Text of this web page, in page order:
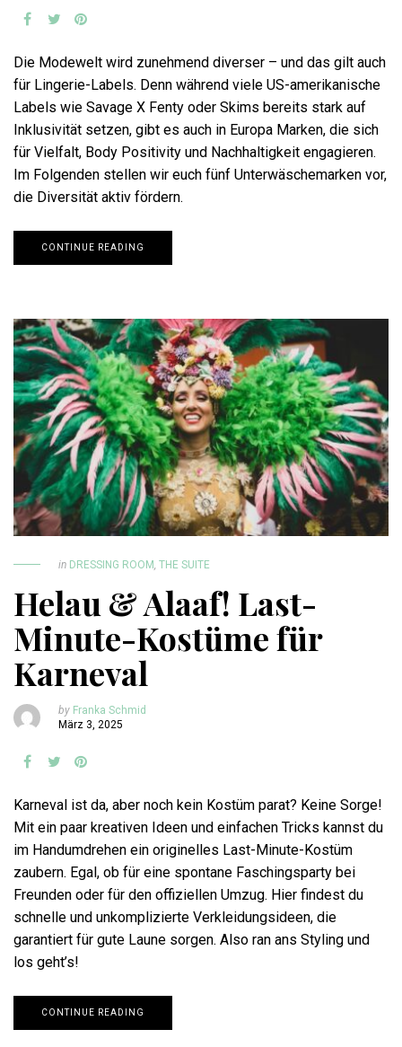
Die Modewelt wird zunehmend diverser – und das gilt auch
für Lingerie-Labels. Denn während viele US-amerikanische
Labels wie Savage X Fenty oder Skims bereits stark auf
Inklusivität setzen, gibt es auch in Europa Marken, die sich
für Vielfalt, Body Positivity und Nachhaltigkeit engagieren.
Im Folgenden stellen wir euch fünf Unterwäschemarken vor,
die Diversität aktiv fördern.
CONTINUE READING
in DRESSING ROOM, THE SUITE
Helau & Alaaf! Last-
Minute-Kostüme für
Karneval
by Franka Schmid
März 3, 2025
Karneval ist da, aber noch kein Kostüm parat? Keine Sorge!
Mit ein paar kreativen Ideen und einfachen Tricks kannst du
im Handumdrehen ein originelles Last-Minute-Kostüm
zaubern. Egal, ob für eine spontane Faschingsparty bei
Freunden oder für den offiziellen Umzug. Hier findest du
schnelle und unkomplizierte Verkleidungsideen, die
garantiert für gute Laune sorgen. Also ran ans Styling und
los geht’s!
CONTINUE READING